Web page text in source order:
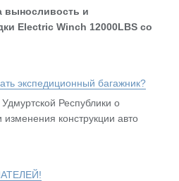
выносливость и
Electric Winch 12000LBS со
экспедиционный багажник?
Республики о
конструкции авто